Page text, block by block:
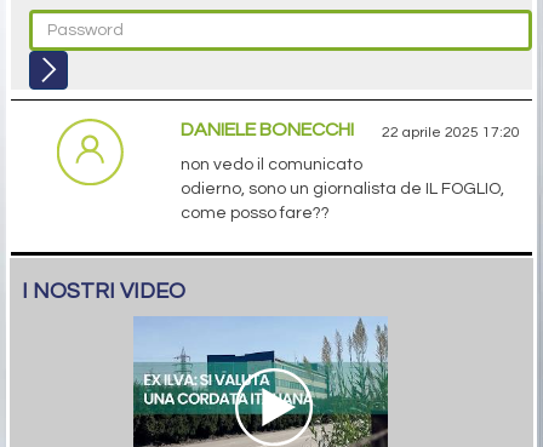
22 aprile 2025 17:20
DANIELE BONECCHI
non vedo il comunicato
odierno, sono un giornalista de IL FOGLIO,
come posso fare??
I NOSTRI VIDEO